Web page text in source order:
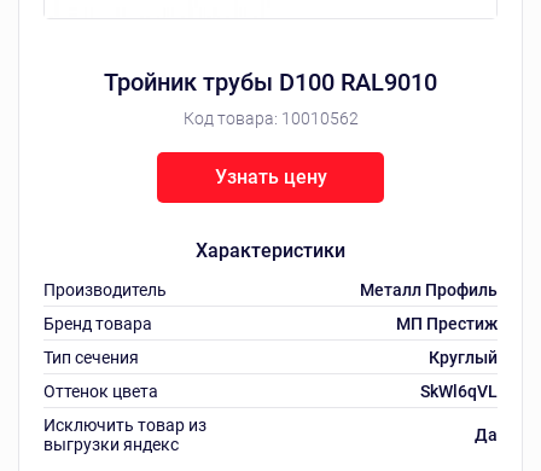
Тройник трубы D100 RAL9010
Код товара: 10010562
Характеристики
Производитель
Металл Профиль
Бренд товара
МП Престиж
Тип сечения
Круглый
Оттенок цвета
SkWl6qVL
Исключить товар из
выгрузки яндекс
Да
Узнать цену